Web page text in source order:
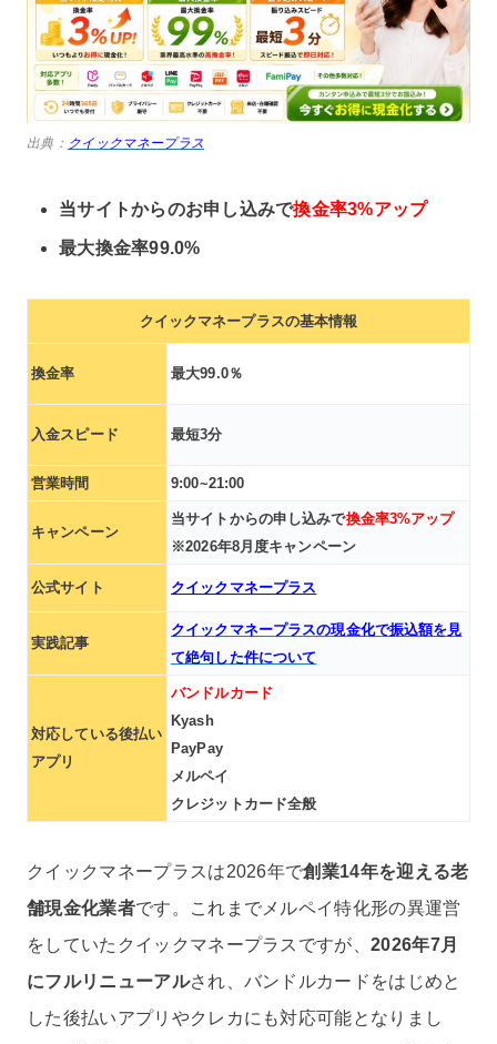
出典： クイックマネープラス
当サイトからのお申し込みで換金率3%アップ
最大換金率99.0%
クイックマネープラスの基本情報
換金率 最大99.0％
入金スピード 最短3分
営業時間 9:00~21:00
キャンペーン
当サイトからの申し込みで換金率3%アップ
※2026年8月度キャンペーン
公式サイト クイックマネープラス
実践記事
クイックマネープラスの現金化で振込額を見
て絶句した件について
対応している後払い
アプリ
バンドルカード
Kyash
PayPay
メルペイ
クレジットカード全般
クイックマネープラスは2026年で創業14年を迎える老
舗現金化業者です。これまでメルペイ特化形の異運営
をしていたクイックマネープラスですが、2026年7月
にフルリニューアルされ、バンドルカードをはじめと
した後払いアプリやクレカにも対応可能となりまし